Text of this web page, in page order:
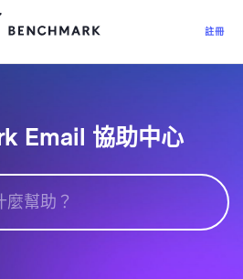
使用 Benchmark
註冊
Email 協助中心